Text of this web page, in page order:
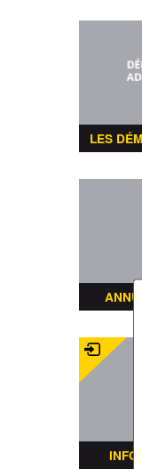
LES